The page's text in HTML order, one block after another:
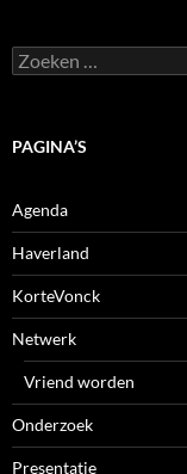
Zoeken
naar:
PAGINA’S
Agenda
Haverland
KorteVonck
Netwerk
Vriend worden
Onderzoek
Presentatie